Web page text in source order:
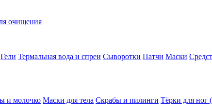
очищения
Гели Термальная вода и спреи Сыворотки Патчи Маски
и молочко Маски для тела Скрабы и пилинги Тёрки для ног